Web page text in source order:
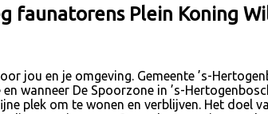
faunatorens Plein Koning
jou en je omgeving. Gemeente ’s-
wanneer De Spoorzone in ’s-
plek om te wonen en verblijven. Het doel